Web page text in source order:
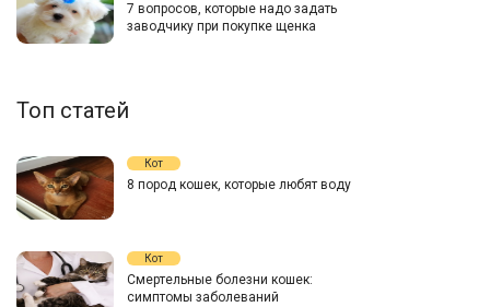
7 вопросов, которые надо задать
заводчику при покупке щенка
Топ статей
Кот
8 пород кошек, которые любят воду
Кот
Смертельные болезни кошек:
симптомы заболеваний